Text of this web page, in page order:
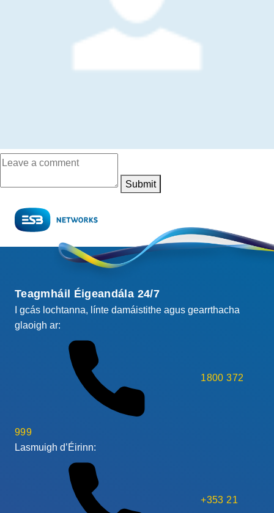
Submit
Teagmháil Éigeandála 24/7
I gcás lochtanna, línte damáistithe agus gearrthacha
glaoigh ar:
1800 372
999
Lasmuigh d’Éirinn:
+353 21